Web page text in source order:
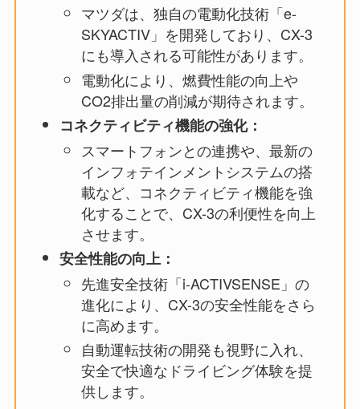
マツダは、独自の電動化技術「e-
SKYACTIV」を開発しており、CX-3
にも導入される可能性があります。
電動化により、燃費性能の向上や
CO2排出量の削減が期待されます。
コネクティビティ機能の強化：
スマートフォンとの連携や、最新の
インフォテインメントシステムの搭
載など、コネクティビティ機能を強
化することで、CX-3の利便性を向上
させます。
安全性能の向上：
先進安全技術「i-ACTIVSENSE」の
進化により、CX-3の安全性能をさら
に高めます。
自動運転技術の開発も視野に入れ、
安全で快適なドライビング体験を提
供します。